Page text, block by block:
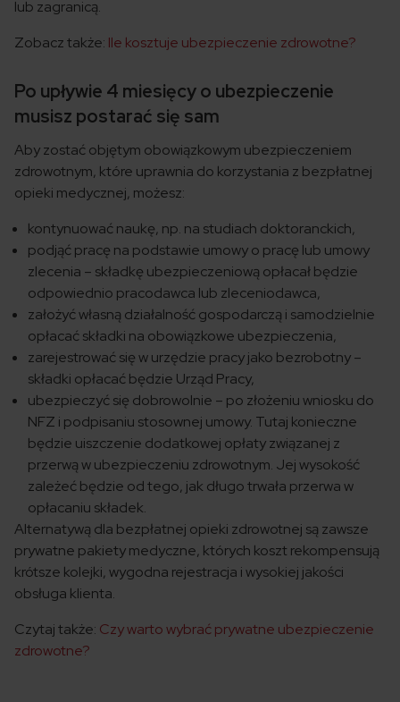
lub zagranicą.
Zobacz także: Ile kosztuje ubezpieczenie zdrowotne?
Po upływie 4 miesięcy o ubezpieczenie
musisz postarać się sam
Aby zostać objętym obowiązkowym ubezpieczeniem
zdrowotnym, które uprawnia do korzystania z bezpłatnej
opieki medycznej, możesz:
kontynuować naukę, np. na studiach doktoranckich,
podjąć pracę na podstawie umowy o pracę lub umowy
zlecenia – składkę ubezpieczeniową opłacał będzie
odpowiednio pracodawca lub zleceniodawca,
założyć własną działalność gospodarczą i samodzielnie
opłacać składki na obowiązkowe ubezpieczenia,
zarejestrować się w urzędzie pracy jako bezrobotny –
składki opłacać będzie Urząd Pracy,
ubezpieczyć się dobrowolnie – po złożeniu wniosku do
NFZ i podpisaniu stosownej umowy. Tutaj konieczne
będzie uiszczenie dodatkowej opłaty związanej z
przerwą w ubezpieczeniu zdrowotnym. Jej wysokość
zależeć będzie od tego, jak długo trwała przerwa w
opłacaniu składek.
Alternatywą dla bezpłatnej opieki zdrowotnej są zawsze
prywatne pakiety medyczne, których koszt rekompensują
krótsze kolejki, wygodna rejestracja i wysokiej jakości
obsługa klienta.
Czytaj także: Czy warto wybrać prywatne ubezpieczenie
zdrowotne?